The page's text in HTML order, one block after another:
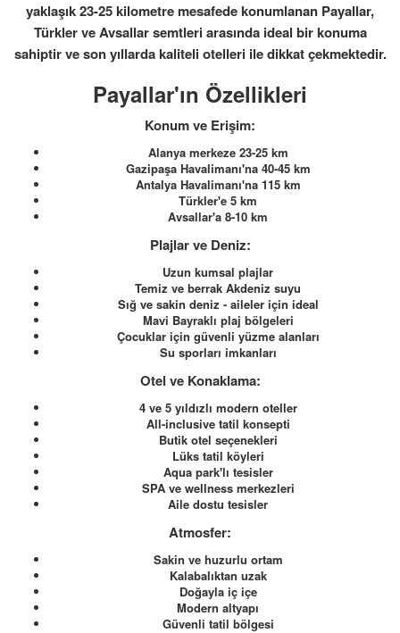
yaklaşık 23-25 kilometre mesafede konumlanan Payallar,
Türkler ve Avsallar semtleri arasında ideal bir konuma
sahiptir ve son yıllarda kaliteli otelleri ile dikkat çekmektedir.
Payallar'ın Özellikleri
Konum ve Erişim:
Alanya merkeze 23-25 km
Gazipaşa Havalimanı'na 40-45 km
Antalya Havalimanı'na 115 km
Türkler'e 5 km
Avsallar'a 8-10 km
Plajlar ve Deniz:
Uzun kumsal plajlar
Temiz ve berrak Akdeniz suyu
Sığ ve sakin deniz - aileler için ideal
Mavi Bayraklı plaj bölgeleri
Çocuklar için güvenli yüzme alanları
Su sporları imkanları
Otel ve Konaklama:
4 ve 5 yıldızlı modern oteller
All-inclusive tatil konsepti
Butik otel seçenekleri
Lüks tatil köyleri
Aqua park'lı tesisler
SPA ve wellness merkezleri
Aile dostu tesisler
Atmosfer:
Sakin ve huzurlu ortam
Kalabalıktan uzak
Doğayla iç içe
Modern altyapı
Güvenli tatil bölgesi